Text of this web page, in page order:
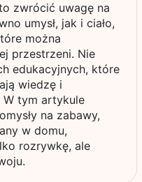
zwrócić uwagę na
umysł, jak i ciało,
można
przestrzeni. Nie
edukacyjnych, które
wiedzę i
W tym artykule
na zabawy,
w domu,
rozrywkę, ale